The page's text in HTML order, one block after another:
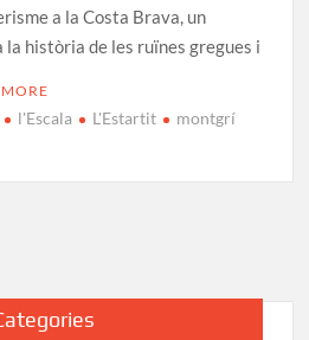
a la Costa Brava, un
història de les ruïnes gregues i
l'Escala L'Estartit montgrí